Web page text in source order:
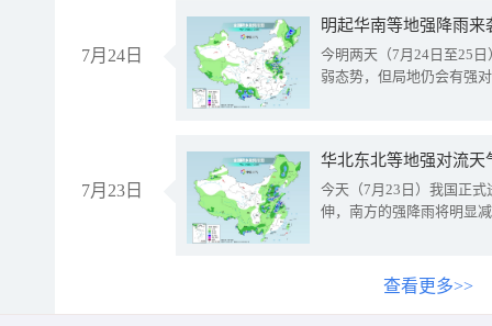
7月24日
明起华南等地强降雨
今明两天（7月24日至25
弱态势，但局地仍会有强
7月23日
华北东北等地强对流天
今天（7月23日）我国正
伸，南方的强降雨将明显
查看更多>>